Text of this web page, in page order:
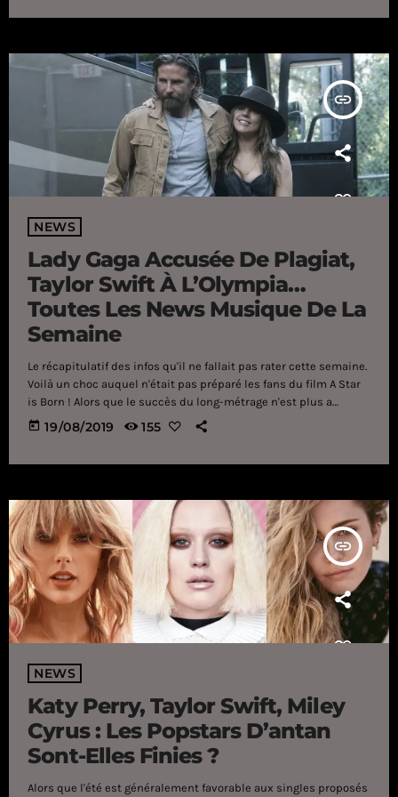
insert_link
NEWS
Lady Gaga Accusée De Plagiat,
Taylor Swift À L’Olympia…
Toutes Les News Musique De La
Semaine
Le récapitulatif des infos qu'il ne fallait pas rater cette semaine.
Voilà un choc auquel n'était pas préparé les fans du film A Star
is Born ! Alors que le succès du long-métrage n'est plus a
prouvé, notamment grâce à la présence de titres phares, un
artiste vient de faire une annonce plus que dangereuse. En
today 19/08/2019 155
insert_link
NEWS
Katy Perry, Taylor Swift, Miley
Cyrus : Les Popstars D’antan
Sont-Elles Finies ?
Alors que l'été est généralement favorable aux singles proposés